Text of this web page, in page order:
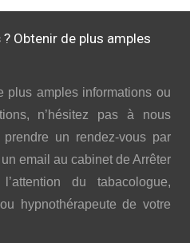
? Obtenir de plus amples
plus amples informations ou
n’hésitez pas à nous
un rendez-vous par
email au cabinet de Arrêter
du tabacologue,
hypnothérapeute de votre